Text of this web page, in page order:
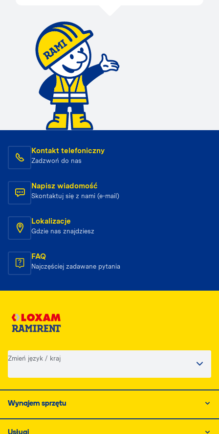
Kontakt telefoniczny
Zadzwoń do nas
Napisz wiadomość
Skontaktuj się z nami (e-mail)
Lokalizacje
Gdzie nas znajdziesz
FAQ
Najczęściej zadawane pytania
Zmień język / kraj
Wynajem sprzętu